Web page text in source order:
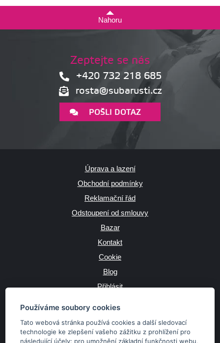
Používáme soubory cookies
Tato webová stránka používá cookies a další sledovací
technologie ke zlepšení vašeho zážitku z prohlížení pro
následující účely: pro umožnění základní funkčnosti webu,
Nahoru
Zeptejte se nás
+420 732 218 685
rosta@subarusti.cz
POŠLI DOTAZ
Úprava a lazení
Obchodní podmínky
Reklamační řád
Odstoupení od smlouvy
Bazar
Kontakt
Cookie
Blog
Přihlásit